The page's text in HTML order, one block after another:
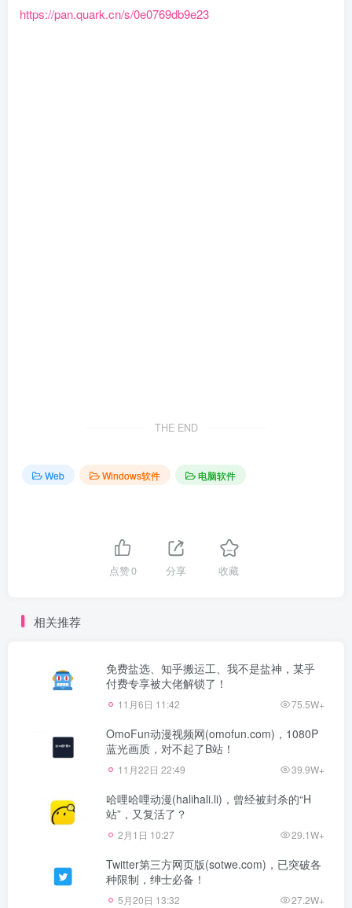
https://pan.quark.cn/s/0e0769db9e23
THE END
Web Windows软件 电脑软件
点赞0 分享 收藏
相关推荐
免费盐选、知乎搬运工、我不是盐神，某乎
付费专享被大佬解锁了！
11月6日 11:42 75.5W+
OmoFun动漫视频网(omofun.com)，1080P
蓝光画质，对不起了B站！
11月22日 22:49 39.9W+
哈哩哈哩动漫(halihali.li)，曾经被封杀的“H
站”，又复活了？
2月1日 10:27 29.1W+
Twitter第三方网页版(sotwe.com)，已突破各
种限制，绅士必备！
5月20日 13:32 27.2W+